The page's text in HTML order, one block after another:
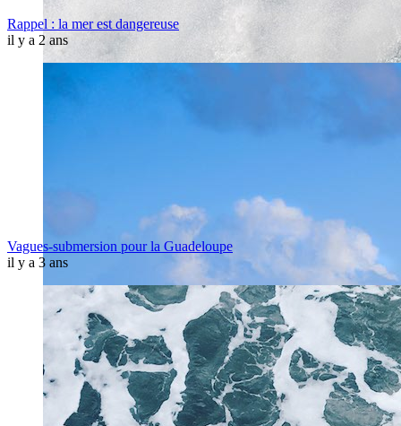
Rappel : la mer est dangereuse
il y a 2 ans
Vagues-submersion pour la Guadeloupe
il y a 3 ans